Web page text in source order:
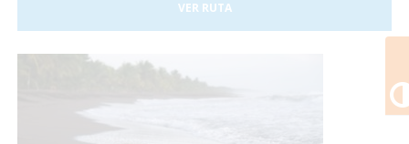
a nuestra disposición nos darán las garantías necesarias
para disfrutar de esta experiencia plenamente.
VER RUTA